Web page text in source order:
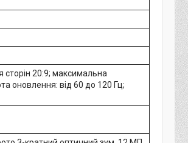
сторін 20:9; максимальна
оновлення: від 60 до 120 Гц;